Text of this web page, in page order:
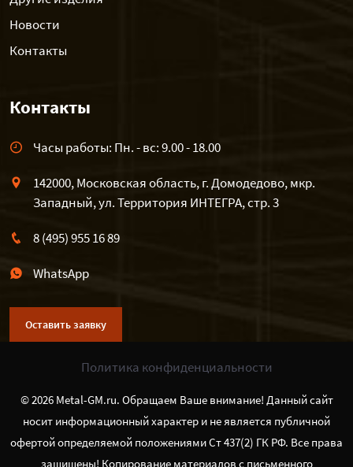
Новости
Контакты
Контакты
Часы работы: Пн. - вс: 9.00 - 18.00
142000, Московская область, г. Домодедово, мкр.
Западный, ул. Территория ИНТЕГРА, стр. 3
8 (495) 955 16 89
WhatsApp
Оставить заявку
Политика конфиденциальности
© 2026 Metal-GM.ru. Обращаем Ваше внимание! Данный сайт
носит информационный характер и не является публичной
офертой определяемой положениями Ст 437(2) ГК РФ. Все права
защищены! Копирование материалов с письменного